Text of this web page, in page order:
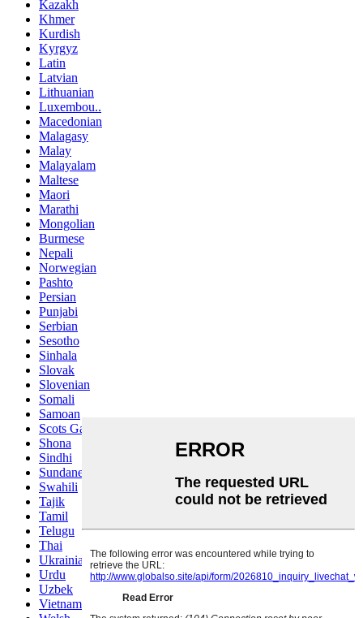
Kazakh
Khmer
Kurdish
Kyrgyz
Latin
Latvian
Lithuanian
Luxembou..
Macedonian
Malagasy
Malay
Malayalam
Maltese
Maori
Marathi
Mongolian
Burmese
Nepali
Norwegian
Pashto
Persian
Punjabi
Serbian
Sesotho
Sinhala
Slovak
Slovenian
Somali
Samoan
Scots Gaelic
Shona
Sindhi
Sundanese
Swahili
Tajik
Tamil
Telugu
Thai
Ukrainian
Urdu
Uzbek
Vietnamese